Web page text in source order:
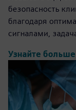
безопасность
благодаря
сигналами,
Узнайте больше